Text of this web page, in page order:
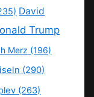
David
Trump
Merz (196)
(290)
(263)